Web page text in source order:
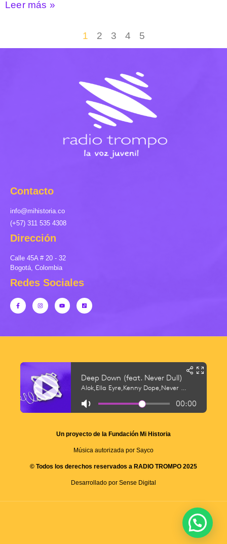
Leer más »
1 2 3 4 5
Contacto
info@mihistoria.co
(+57) 311 535 4308
Dirección
Calle 45A # 20 - 32
Bogotá, Colombia
Redes Sociales
Un proyecto de la Fundación Mi Historia
Música autorizada por Sayco
© Todos los derechos reservados a RADIO TROMPO 2025
Desarrollado por Sense Digital